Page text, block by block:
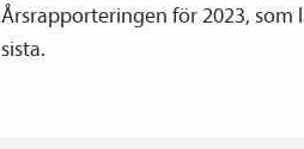
Årsrapporteringen för 2023, som
sista.